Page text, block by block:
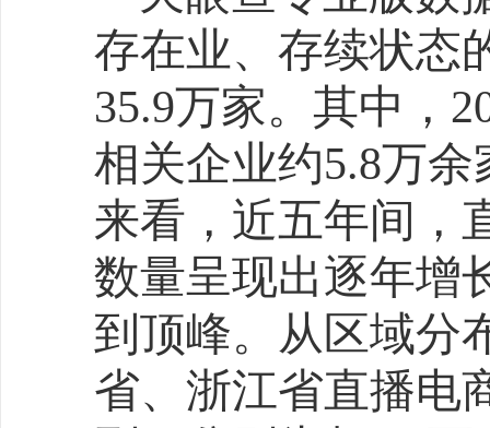
政策红利则为下沉市场
补贴首次深度嵌入大促体
补贴500元，新能源车购
活县域及农村消费升级。
例，政策驱动的家电以旧
交同比增长4倍，小家电
长，绿色消费成为新增长
围至3C领域，带动手机销
亿元，智能手环、平板等
技术创新与跨界融合：